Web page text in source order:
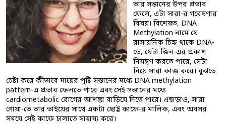
তার সন্তানের উপর প্রভাব
ফেলে, এটা সারা-র গবেষণার
বিষয়। বিশেষত, DNA
Methylation নামে যে
রাসায়নিক চিহ্ন থাকে DNA-
তে, যেটা জিন-এর প্রকাশ
নিয়ন্ত্রণ করতে পারে, সেটা
নিয়ে সারা কাজ করে। বুঝতে
চেষ্টা করে কীভাবে মায়ের পুষ্টি সন্তানের মধ্যে DNA methylation
pattern-এ প্রভাব ফেলতে পারে এবং সেই সন্তানের মধ্যে
cardiometabolic রোগের আশঙ্কা বাড়িয়ে দিতে পারে। এছাড়াও, সারা
গোয়া-তে তার ভাইয়ের সাথে একটা ছোট্ট কাফে-র মালিক, এবং অবসর
সময়ে সেই কাফে চালাতে সাহায্য করে।